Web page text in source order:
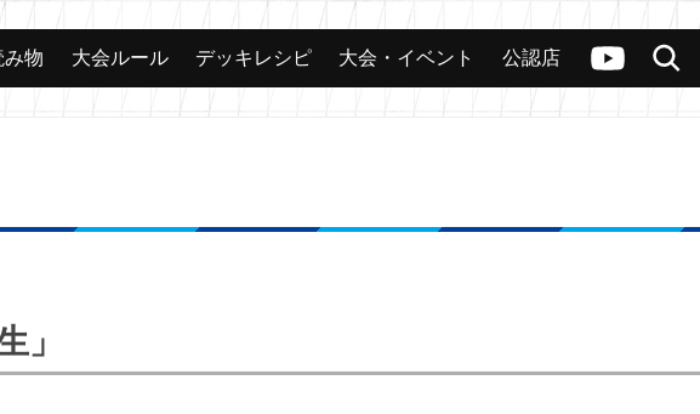
ヴァンガードch
検索
カード 大会 公認店舗 その他
み物 大会ルール デッキレシピ 大会・イベント 公認店
」